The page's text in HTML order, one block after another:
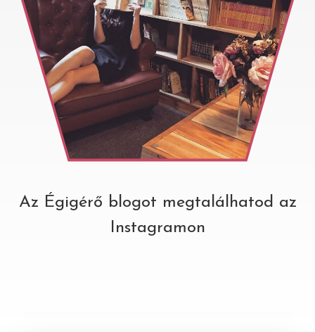
Az Égigérő blogot megtalálhatod az
Instagramon